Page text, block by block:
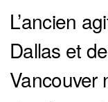
L’ancien
Dallas et
Vancouver